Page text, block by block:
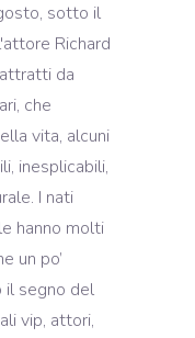
sotto il
Richard
da
che
vita, alcuni
inesplicabili,
I nati
hanno molti
un po’
il segno del
vip, attori,